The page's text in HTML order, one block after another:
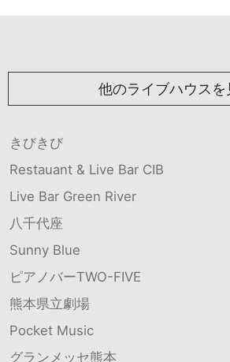
他のライブハウスを
きびきび
Restauant & Live Bar CIB
Live Bar Green River
八千代座
Sunny Blue
ピアノバーTWO-FIVE
熊本県立劇場
Pocket Music
グランメッセ熊本